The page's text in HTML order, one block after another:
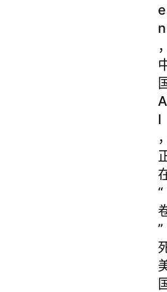
e
n
A
I
“
”